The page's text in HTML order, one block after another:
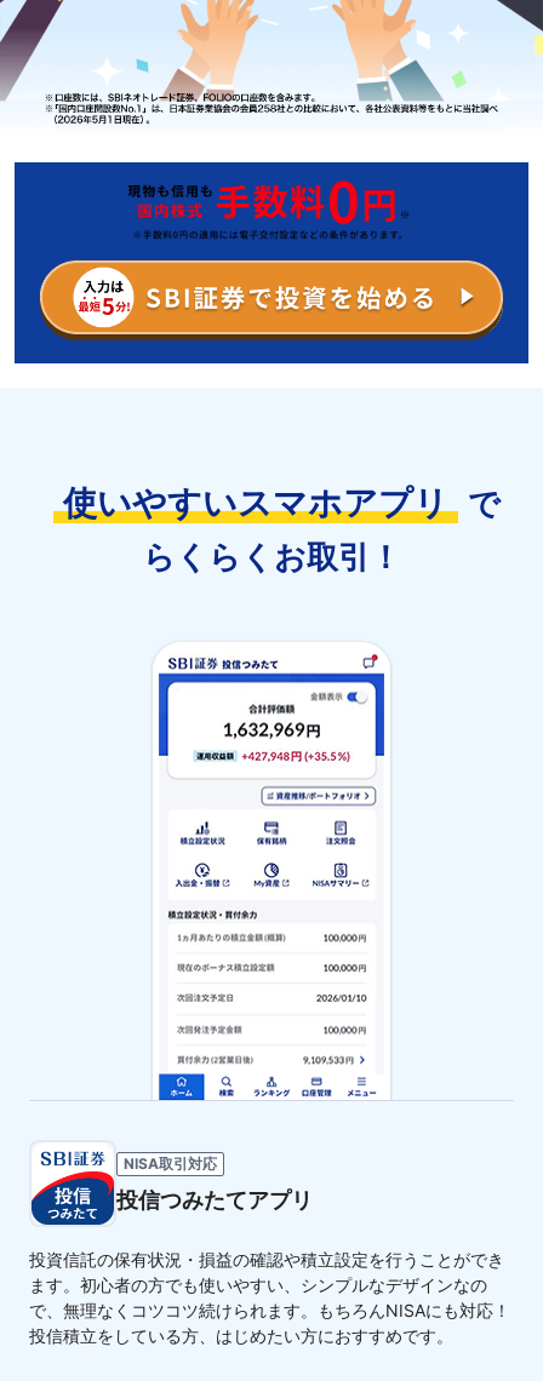
使いやすいスマホアプリ で
らくらくお取引！
NISA取引対応
投信つみたてアプリ
投資信託の保有状況・損益の確認や積立設定を行うことができ
ます。初心者の方でも使いやすい、シンプルなデザインなの
で、無理なくコツコツ続けられます。もちろんNISAにも対応！
投信積立をしている方、はじめたい方におすすめです。